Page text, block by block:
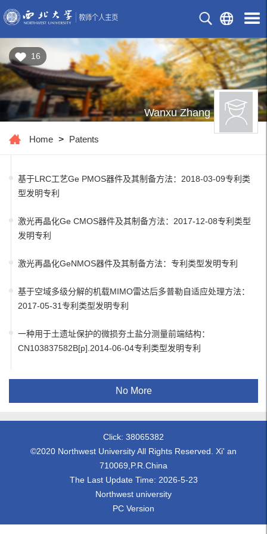
16
Wanxu Zhang
Home > Patents
基于LRC工艺Ge PMOS器件及其制备方法：2018-03-09专利类
型发明专利
激光再晶化Ge CMOS器件及其制备方法：2017-12-08专利类型
发明专利
激光再晶化GeNMOS器件及其制备方法：专利类型发明专利
基于空域多级分解的机载MIMO雷达后多普勒自适应处理方法：
2017-05-31专利类型发明专利
一种用于土遗址保护的微损夯土盐分测量前端结构：
CN103837582B[p].2014-06-04专利类型发明专利
No More
Click: 38065382
©2020 Northwest University All Rights Reserved. Xi' an
710069,P.R.China
The Last Update Time: 2026-5-23
Northwest university
PC Version